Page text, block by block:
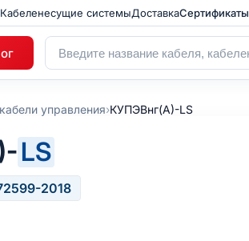
Кабеленесущие системыДоставкаСертификаты
управления›КУПЭВнг(А)-LS
LS
2018